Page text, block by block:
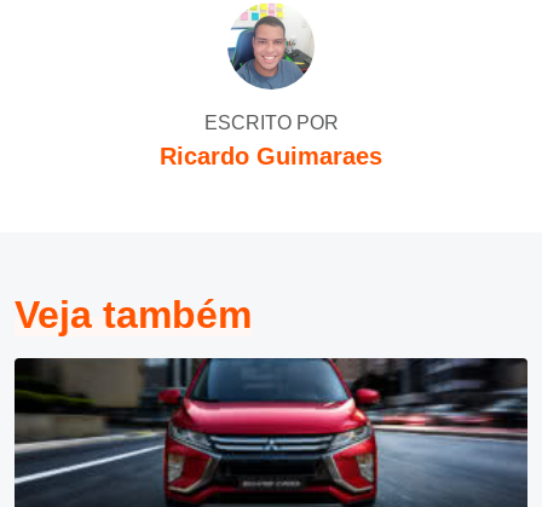
ESCRITO POR
Ricardo Guimaraes
Veja também